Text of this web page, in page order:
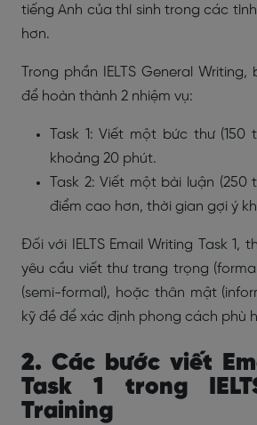
tiếng Anh của thí sinh trong các
hơn.
Trong phần IELTS General
để hoàn thành 2 nhiệm vụ:
Task 1: Viết một bức thư
khoảng 20 phút.
Task 2: Viết một bài luận (250
điểm cao hơn, thời gian gợi ý
Đối với IELTS Email Writing Task 1,
yêu cầu viết thư trang trọng
(semi-formal), hoặc thân mật
kỹ đề để xác định phong cách phù
2. Các bước viết
Task 1 trong
Training